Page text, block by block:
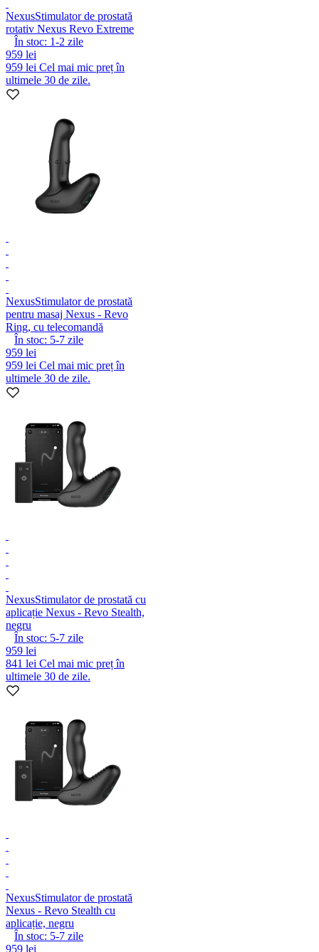
NexusStimulator de prostată
rotativ Nexus Revo Extreme
În stoc: 1-2 zile
959 lei
959 lei Cel mai mic preț în
ultimele 30 de zile.
NexusStimulator de prostată
pentru masaj Nexus - Revo
Ring, cu telecomandă
În stoc: 5-7 zile
959 lei
959 lei Cel mai mic preț în
ultimele 30 de zile.
NexusStimulator de prostată cu
aplicație Nexus - Revo Stealth,
negru
În stoc: 5-7 zile
959 lei
841 lei Cel mai mic preț în
ultimele 30 de zile.
NexusStimulator de prostată
Nexus - Revo Stealth cu
aplicație, negru
În stoc: 5-7 zile
959 lei